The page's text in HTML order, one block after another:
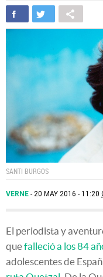
SANTI BURGOS
VERNE 20 MAY 2016 - 11:20
El periodista y
quefalleció a los 84
adolescentes de